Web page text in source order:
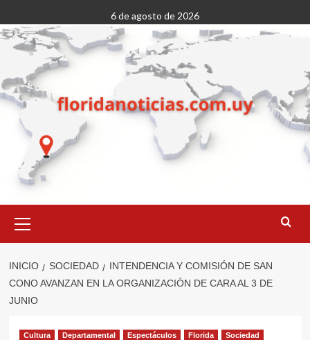
al
contenido
6 de agosto de 2026
primario
INICIO SOCIEDAD
INTENDENCIA Y COMISIÓN DE SAN
CONO AVANZAN EN LA ORGANIZACIÓN DE CARA AL 3 DE
JUNIO
Cultura Departamental Espectáculos Florida Sociedad